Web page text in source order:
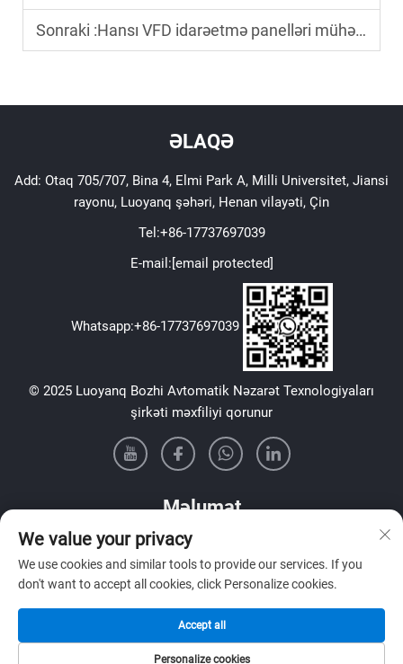
Sonraki :Hansı VFD idarəetmə panelləri mühərriklərin enerjiyə qənaət etməsi rejimini təmin edir?
ƏLAQƏ
Add: Otaq 705/707, Bina 4, Elmi Park A, Milli Universitet, Jiansi
rayonu, Luoyanq şəhəri, Henan vilayəti, Çin
Tel:+86-17737697039
E-mail:[email protected]
Whatsapp:+86-17737697039
© 2025 Luoyanq Bozhi Avtomatik Nəzarət Texnologiyaları
şirkəti məxfiliyi qorunur
Məlumat
Həftəlik bülletenimizi almaq üçün qeydiyyat olun
GÖNDƏR
We value your privacy
We use cookies and similar tools to provide our services. If you
don't want to accept all cookies, click Personalize cookies.
Personalize cookies
Accept all